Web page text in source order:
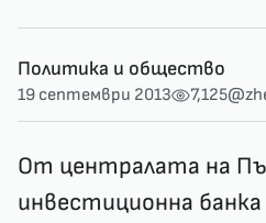
Политика и общество
19 септември 2013 7,125
От централата на
инвестиционна